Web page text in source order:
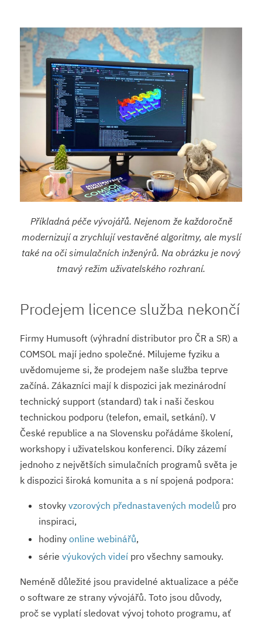
Prodejem licence služba nekončí
Firmy Humusoft (výhradní distributor pro ČR a SR) a
COMSOL mají jedno společné. Milujeme fyziku a
uvědomujeme si, že prodejem naše služba teprve
začíná. Zákazníci mají k dispozici jak mezinárodní
technický support (standard) tak i naši českou
technickou podporu (telefon, email, setkání). V
České republice a na Slovensku pořádáme školení,
workshopy i uživatelskou konferenci. Díky zázemí
jednoho z největších simulačních programů světa je
k dispozici široká komunita a s ní spojená podpora:
stovkyvzorových přednastavených modelů pro
inspiraci,
hodinyonline webinářů,
sérievýukových videí pro všechny samouky.
Neméně důležité jsou pravidelné aktualizace a péče
o software ze strany vývojářů. Toto jsou důvody,
proč se vyplatí sledovat vývoj tohoto programu, ať
Příkladná péče vývojářů. Nejenom že každoročně
modernizují a zrychlují vestavěné algoritmy, ale myslí
také na oči simulačních inženýrů. Na obrázku je nový
tmavý režim uživatelského rozhraní.